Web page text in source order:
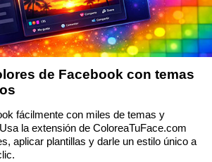
de Facebook con temas
fácilmente con miles de temas y
la extensión de ColoreaTuFace.com
aplicar plantillas y darle un estilo único a